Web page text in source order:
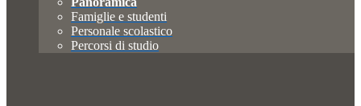
Famiglie e studenti
Personale scolastico
Percorsi di studio